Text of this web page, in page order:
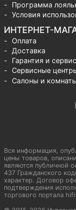
Программа
Условия
ИНТЕРНЕТ-
Оплата
Доставка
Гарантия и сервис
Сервисные
Салоны и
Вся информация,
цены товаров,
являются публичной
437 Гражданского
характер. Договор
подтверждения
торгового портала